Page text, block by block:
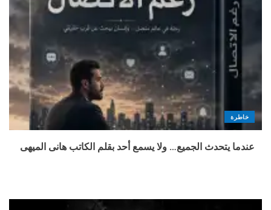
خاطرة
عندما يتحدث الجميع… ولا يسمع أحد بقلم الكاتب هانى الميهى